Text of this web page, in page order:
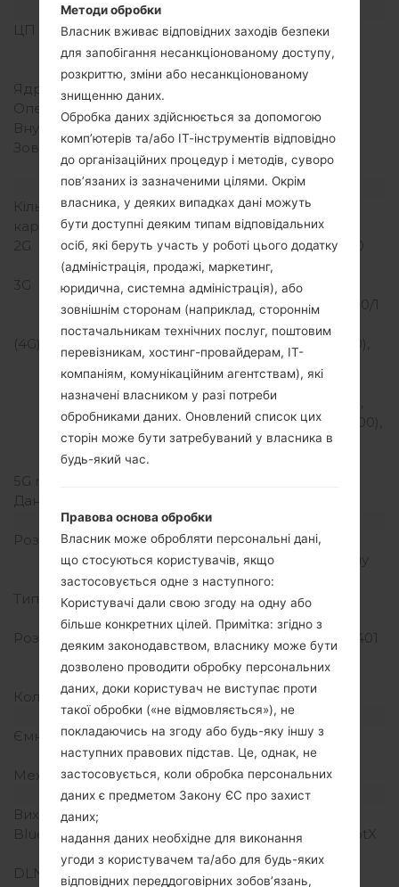
Апаратне забезпечення
ЦП (процесор)
1x2.84GHz Kryo 485 &
3x2.42GHz Kryo 485 &
4x1.78GHz Kryo 485
Ядра процесора
Оперативна память
Внутрішня память
Зовнішня память
microSD, до 1 TB
(виділений слот)
Мережа та дані
Кількість місць для сім
карт
2 Нано SIM
2G
GSM 850/900/1800/1900
MHz
3G
HSDPA
850/900/1700(AWS)/1800/1
900/2100 MHz
(4G) LTE
LTE band 1(2100), 2(1900),
3(1800), 4(1700/2100),
5(850), 7(2600), 8(900),
12(700), 17(700), 20(800),
28(700), 32(1500), 38(2600),
39(1900), 40(2300),
5G network
Дані
Дисплей
Розмір екрану
6.21 дюйма (~82.0%
співвідношення екрану
до тіла)
Тип екрану
G-OLED ємнісний
сенсорний екран
Розширення екрану
1080 x 2248 пікселів (~401
щільність пікселів на
дюйм)
Кольори екрану
16M кольорів
Акамулятор і клавіатура
Ємність акумулятора
Не зємний Li-Po 3550
mAh
Механічна клавіатура
-
Інтерфейси
Вихід для аудіо
Bluetooth
Версія 5.0, A2DP, LE, aptX
HD
DLNA
Так
Методи обробки
Власник вживає відповідних заходів безпеки
для запобігання несанкціонованому доступу,
розкриттю, зміни або несанкціонованому
знищенню даних.
Обробка даних здійснюється за допомогою
комп’ютерів та/або ІТ-інструментів відповідно
до організаційних процедур і методів, суворо
пов’язаних із зазначеними цілями. Окрім
власника, у деяких випадках дані можуть
бути доступні деяким типам відповідальних
осіб, які беруть участь у роботі цього додатку
(адміністрація, продажі, маркетинг,
юридична, системна адміністрація), або
зовнішнім сторонам (наприклад, стороннім
постачальникам технічних послуг, поштовим
перевізникам, хостинг-провайдерам, ІТ-
компаніям, комунікаційним агентствам), які
назначені власником у разі потреби
обробниками даних. Оновлений список цих
сторін може бути затребуваний у власника в
будь-який час.
Правова основа обробки
Власник може обробляти персональні дані,
що стосуються користувачів, якщо
застосовується одне з наступного:
Користувачі дали свою згоду на одну або
більше конкретних цілей. Примітка: згідно з
деяким законодавством, власнику може бути
дозволено проводити обробку персональних
даних, доки користувач не виступає проти
такої обробки («не відмовляється»), не
покладаючись на згоду або будь-яку іншу з
наступних правових підстав. Це, однак, не
застосовується, коли обробка персональних
даних є предметом Закону ЄС про захист
даних;
надання даних необхідне для виконання
угоди з користувачем та/або для будь-яких
відповідних переддоговірних зобов’язань,